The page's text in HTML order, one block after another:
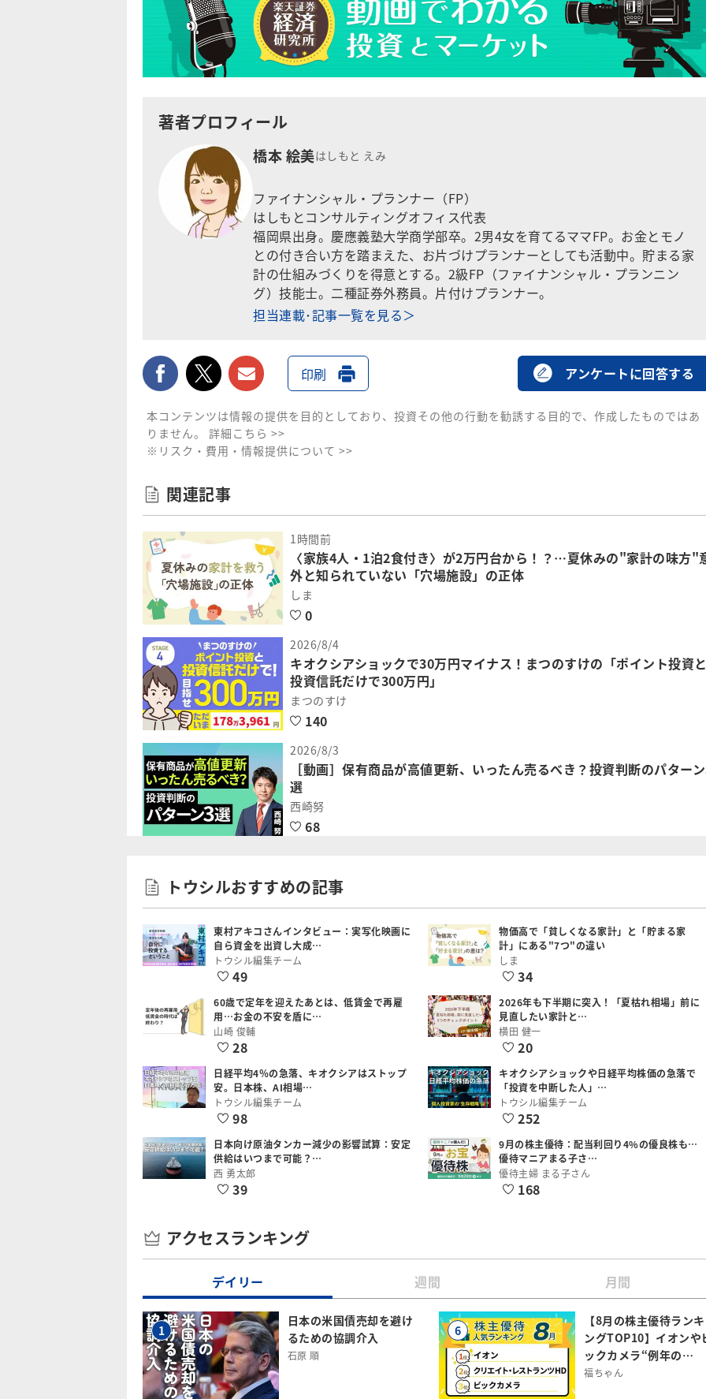
著者プロフィール
橋本 絵美はしもと えみ
ファイナンシャル・プランナー（FP）
はしもとコンサルティングオフィス代表
福岡県出身。慶應義塾大学商学部卒。2男4女を育てるママFP。お金とモノ
との付き合い方を踏まえた、お片づけプランナーとしても活動中。貯まる家
計の仕組みづくりを得意とする。2級FP（ファイナンシャル・プランニン
グ）技能士。二種証券外務員。片付けプランナー。
担当連載･記事一覧を見る＞
facebooktwitter メールで送る
印刷 アンケートに回答する
本コンテンツは情報の提供を目的としており、投資その他の行動を勧誘する目的で、作成したものではあ
りません。 詳細こちら >>
※リスク・費用・情報提供について >>
関連記事
1時間前
〈家族4人・1泊2食付き〉が2万円台から！？…夏休みの"家計の味方"
外と知られていない「穴場施設」の正体
しま
0
2026/8/4
キオクシアショックで30万円マイナス！まつのすけの「ポイント投資
投資信託だけで300万円」
まつのすけ
140
2026/8/3
［動画］保有商品が高値更新、いったん売るべき？投資判断のパター
選
西崎努
68
トウシルおすすめの記事
東村アキコさんインタビュー：実写化映画に
自ら資金を出資し大成…
トウシル編集チーム
49
物価高で「貧しくなる家計」と「貯まる家
計」にある"7つ"の違い
しま
34
60歳で定年を迎えたあとは、低賃金で再雇
用…お金の不安を盾に…
山崎 俊輔
28
2026年も下半期に突入！「夏枯れ相場」前に
見直したい家計と…
横田 健一
20
日経平均4％の急落、キオクシアはストップ
安。日本株、AI相場…
トウシル編集チーム
98
キオクシアショックや日経平均株価の急落で
「投資を中断した人」…
トウシル編集チーム
252
日本向け原油タンカー減少の影響試算：安定
供給はいつまで可能？…
西 勇太郎
39
9月の株主優待：配当利回り4%の優良株も…
優待マニアまる子さ…
優待主婦 まる子さん
168
アクセスランキング
デイリー 週間 月間
1
日本の米国債売却を避け
るための協調介入
石原 順
6
【8月の株主優待ランキ
ングTOP10】イオンや
ックカメラ“例年の…
福ちゃん